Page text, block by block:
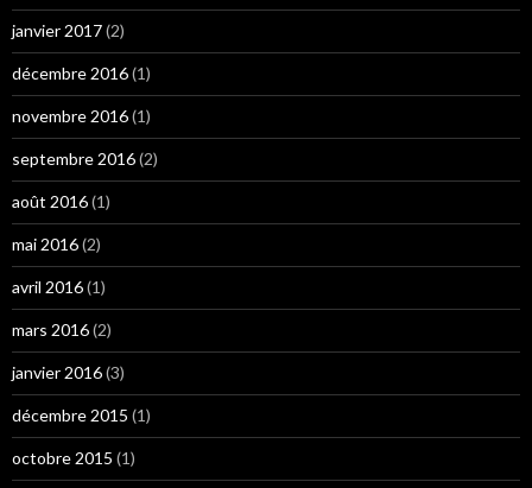
janvier 2017(2)
décembre 2016(1)
novembre 2016(1)
septembre 2016(2)
août 2016(1)
mai 2016(2)
avril 2016(1)
mars 2016(2)
janvier 2016(3)
décembre 2015 (1)
octobre 2015 (1)